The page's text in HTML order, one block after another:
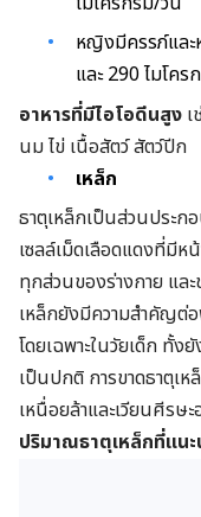
หญิงมีครรภ์แล
และ 290 ไมโค
อาหารที่มีไอโอดีนสูง
นม ไข่ เนื้อสัตว์ สัตว์ปีก
เหล็ก
ธาตุเหล็กเป็นส่วนประ
เซลล์เม็ดเลือดแดงที่มีห
ทุกส่วนของร่างกาย แล
เหล็กยังมีความสำคัญต่
โดยเฉพาะในวัยเด็ก ทั้ง
เป็นปกติ การขาดธาตุเห
เหนื่อยล้าและเวียนศีรษ
ปริมาณธาตุเหล็กที่แน